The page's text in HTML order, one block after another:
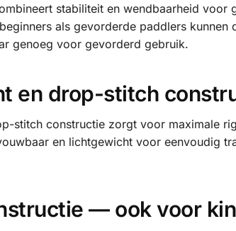
stabiliteit en wendbaarheid voor
als gevorderde paddlers
genoeg voor gevorderd gebruik.
en drop-stitch
stitch constructie zorgt voor maximale
en lichtgewicht voor eenvoudig
— ook voor